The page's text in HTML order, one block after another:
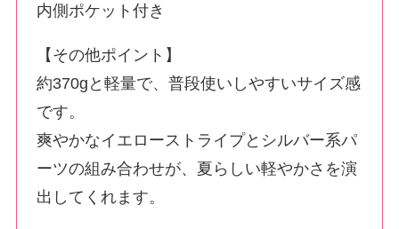
内側ポケット付き
【その他ポイント】
約370gと軽量で、普段使いしやすいサイズ感
です。
爽やかなイエローストライプとシルバー系パ
ーツの組み合わせが、夏らしい軽やかさを演
出してくれます。